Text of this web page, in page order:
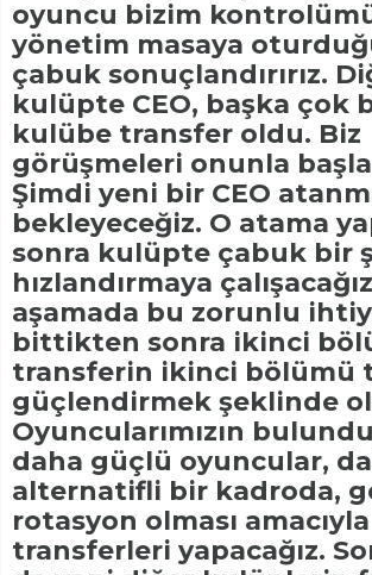
oyuncu bizim
yönetim masaya
çabuk sonuçlandırırız.
kulüpte CEO, başka çok
kulübe transfer oldu. Biz
görüşmeleri onunla
Şimdi yeni bir CEO
bekleyeceğiz. O atama
sonra kulüpte çabuk bir
hızlandırmaya
aşamada bu zorunlu
bittikten sonra ikinci
transferin ikinci bölümü
güçlendirmek şeklinde
Oyuncularımızın
daha güçlü oyuncular,
alternatifli bir kadroda,
rotasyon olması amacıyla
transferleri yapacağız.